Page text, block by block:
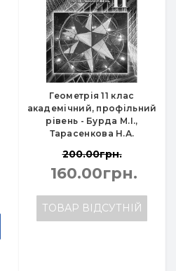
Геометрія 11 клас
академічний, профільний
рівень - Бурда М.І.,
Тарасенкова Н.А.
200.00грн.
160.00грн.
ТОВАР ВІДСУТНІЙ